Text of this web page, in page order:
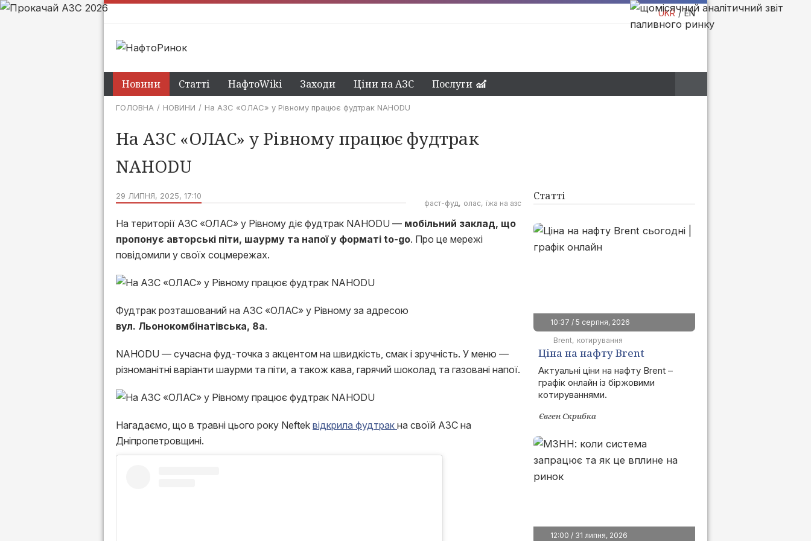
UKR EN
Новини Статті НафтоWiki Заходи Ціни на АЗС Послуги
ГОЛОВНА НОВИНИ На АЗС «‎ОЛАС»‎ у Рівному працює фудтрак NAHODU
На АЗС «‎ОЛАС»‎ у Рівному працює фудтрак
NAHODU
29 ЛИПНЯ, 2025, 17:10
фаст-фуд олас їжа на азс
На території АЗС «‎ОЛАС»‎ у Рівному діє фудтрак NAHODU — мобільний заклад, що
пропонує авторські піти, шаурму та напої у форматі to-go. Про це мережі
повідомили у своїх соцмережах.
Фудтрак розташований на АЗС «‎ОЛАС»‎ у Рівному за адресою
вул. Льонокомбінатівська, 8а.
NAHODU — сучасна фуд-точка з акцентом на швидкість, смак і зручність. У меню —
різноманітні варіанти шаурми та піти, а також кава, гарячий шоколад та газовані напої.
Нагадаємо, що в травні цього року Neftek відкрила фудтрак на своїй АЗС на
Дніпропетровщині.
Статті
10:37 / 5 серпня, 2026
Brent котирування
Ціна на нафту Brent
сьогодні | графік онлайн
Актуальні ціни на нафту Brent –
графік онлайн із біржовими
котируваннями.
Євген Скрибка
12:00 / 31 липня, 2026